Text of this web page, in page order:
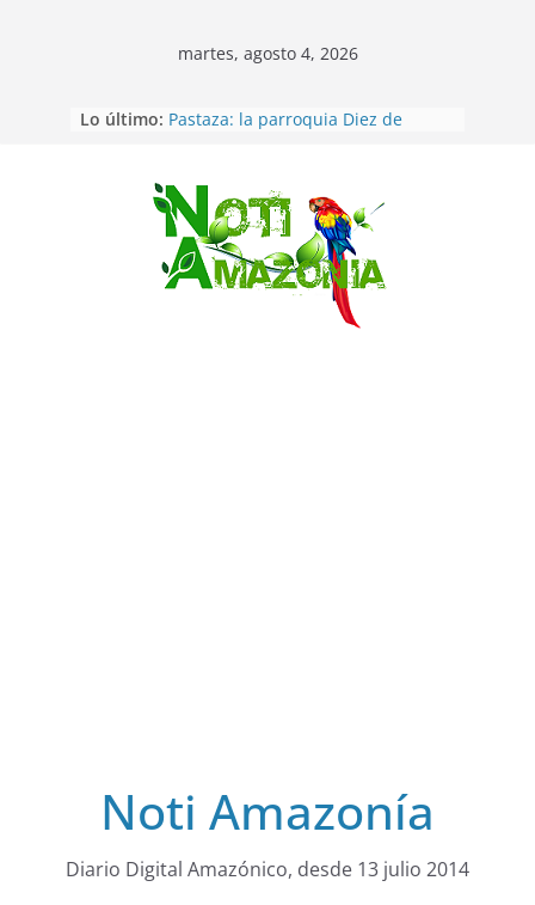
Saltar
martes, agosto 4, 2026
Lo último: Vozinha, el arquero sensación de
cabo Verde, ya llegó para
Pastaza: la parroquia Diez de
Agosto eligió a su nueva reina por
su aniversario
La “deuda de sueño”: una alerta
sobre los efectos de dormir mal en
la salud física y mental
Pastaza: Puyo será sede
Noti Amazonía
Diario Digital Amazónico, desde 13 julio 2014